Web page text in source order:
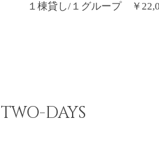
１棟貸し/１グループ ￥
TWO-DAYS